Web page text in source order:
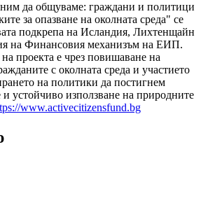
да общуваме: граждани и политици
за опазване на околната среда" се
подкрепа на Исландия, Лихтенщайн
на Финансовия механизъм на ЕИП.
проекта е чрез повишаване на
с околната среда и участието
на политики да постигнем
и устойчиво използване на природните
www.activecitizensfund.bg